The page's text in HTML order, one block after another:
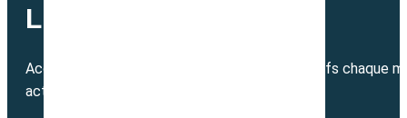
LETTRE MENSUELLE
Accédez directement à nos bons plans exclusifs chaque
actualité.